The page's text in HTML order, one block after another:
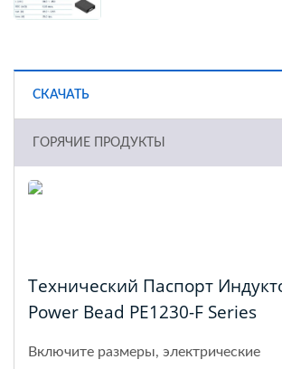
СКАЧАТЬ
ГОРЯЧИЕ ПРОДУКТЫ
Технический Паспорт
Power Bead PE1230-F Series
Включите размеры, электрические